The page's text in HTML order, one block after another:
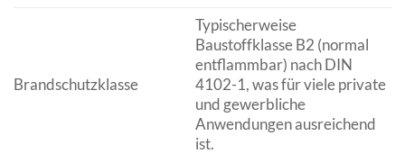
Brandschutzklasse
Typischerweise
Baustoffklasse B2 (normal
entflammbar) nach DIN
4102-1, was für viele private
und gewerbliche
Anwendungen ausreichend
ist.